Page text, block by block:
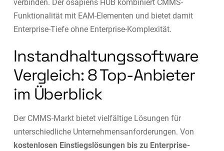
verbinden. Der osapiens HUB kombiniert CMMS-
Funktionalität mit EAM-Elementen und bietet damit
Enterprise-Tiefe ohne Enterprise-Komplexität.
Instandhaltungssoftware
Vergleich: 8 Top-Anbieter
im Überblick
Der CMMS-Markt bietet vielfältige Lösungen für
unterschiedliche Unternehmensanforderungen. Von
kostenlosen Einstiegslösungen bis zu Enterprise-